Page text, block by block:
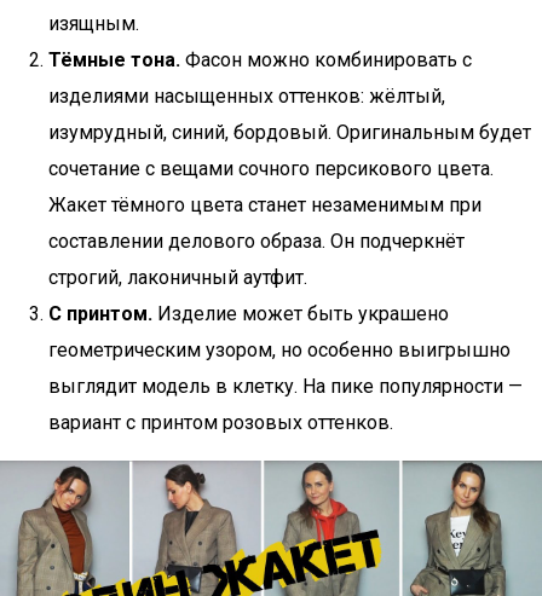
изящным.
Тёмные тона. Фасон можно комбинировать с
изделиями насыщенных оттенков: жёлтый,
изумрудный, синий, бордовый. Оригинальным будет
сочетание с вещами сочного персикового цвета.
Жакет тёмного цвета станет незаменимым при
составлении делового образа. Он подчеркнёт
строгий, лаконичный аутфит.
С принтом. Изделие может быть украшено
геометрическим узором, но особенно выигрышно
выглядит модель в клетку. На пике популярности —
вариант с принтом розовых оттенков.